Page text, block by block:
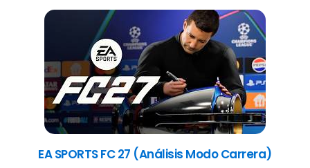
EA SPORTS FC 27 (Análisis Modo Carrera)